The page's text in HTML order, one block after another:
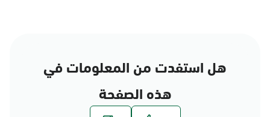
هل استفدت من المعلومات في
هذه الصفحة